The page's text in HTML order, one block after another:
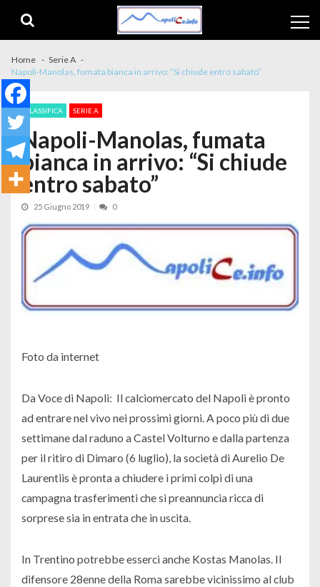
Home
Serie A
Napoli-Manolas, fumata bianca in arrivo: “Si chiude entro sabato”
CLASSIFICA SERIE A
Napoli-Manolas, fumata
bianca in arrivo: “Si chiude
entro sabato”
25 Giugno 2019 0
Foto da internet
Da Voce di Napoli: Il calciomercato del Napoli è pronto
ad entrare nel vivo nei prossimi giorni. A poco più di due
settimane dal raduno a Castel Volturno e dalla partenza
per il ritiro di Dimaro (6 luglio), la società di Aurelio De
Laurentiis è pronta a chiudere i primi colpi di una
campagna trasferimenti che si preannuncia ricca di
sorprese sia in entrata che in uscita.
In Trentino potrebbe esserci anche Kostas Manolas. Il
difensore 28enne della Roma sarebbe vicinissimo al club